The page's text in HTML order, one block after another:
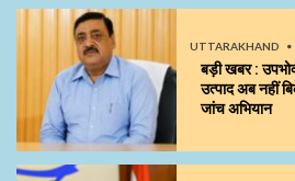
UTTARAKHAND
बड़ी खबर :
उत्पाद अब नहीं
जांच अभियान